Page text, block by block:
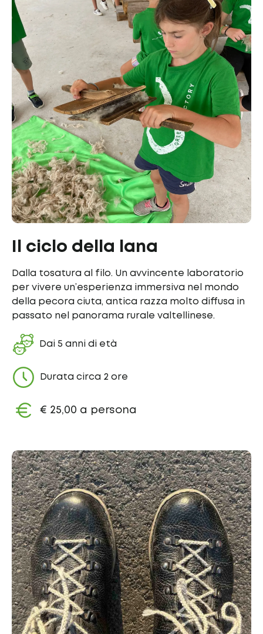
Il ciclo della lana
Dalla tosatura al filo. Un avvincente laboratorio
per vivere un’esperienza immersiva nel mondo
della pecora ciuta, antica razza molto diffusa in
passato nel panorama rurale valtellinese.
Dai 5 anni di età
Durata circa 2 ore
€ 25,00 a persona